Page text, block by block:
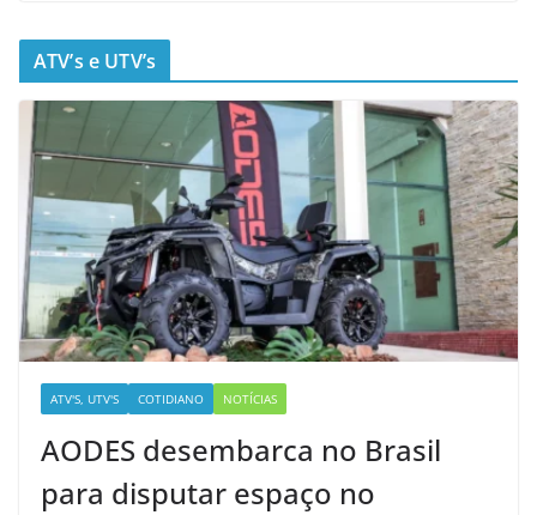
ATV’s e UTV’s
ATV'S, UTV'S COTIDIANO NOTÍCIAS
AODES desembarca no Brasil
para disputar espaço no